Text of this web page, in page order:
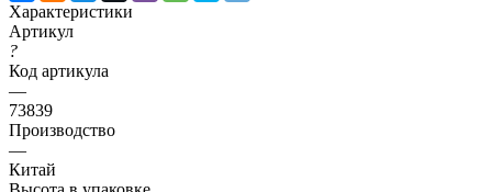
Характеристики
Артикул
?
Код артикула
—
73839
Производство
—
Китай